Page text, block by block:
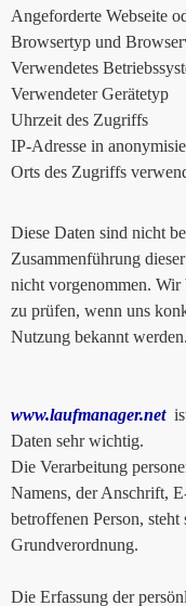
Angeforderte Webseite
Browsertyp und
Verwendetes
Verwendeter Gerätetyp
Uhrzeit des Zugriffs
IP-Adresse in
Orts des Zugriffs
Diese Daten sind nicht
Zusammenführung
nicht vorgenommen. Wir
zu prüfen, wenn uns
Nutzung bekannt werden.
www.laufmanager.netist
Daten sehr wichtig.
Die Verarbeitung
Namens, der Anschrift,
betroffenen Person,
Grundverordnung.
Die Erfassung der